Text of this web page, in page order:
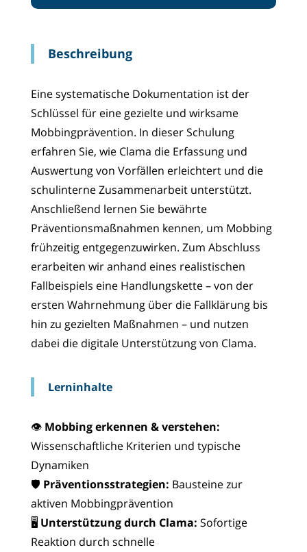
Beschreibung
Eine systematische Dokumentation ist der
Schlüssel für eine gezielte und wirksame
Mobbingprävention. In dieser Schulung
erfahren Sie, wie Clama die Erfassung und
Auswertung von Vorfällen erleichtert und die
schulinterne Zusammenarbeit unterstützt.
Anschließend lernen Sie bewährte
Präventionsmaßnahmen kennen, um Mobbing
frühzeitig entgegenzuwirken. Zum Abschluss
erarbeiten wir anhand eines realistischen
Fallbeispiels eine Handlungskette – von der
ersten Wahrnehmung über die Fallklärung bis
hin zu gezielten Maßnahmen – und nutzen
dabei die digitale Unterstützung von Clama.
Lerninhalte
👁️ Mobbing erkennen & verstehen:
Wissenschaftliche Kriterien und typische
Dynamiken
🛡️ Präventionsstrategien: Bausteine zur
aktiven Mobbingprävention
🖥️ Unterstützung durch Clama: Sofortige
Reaktion durch schnelle